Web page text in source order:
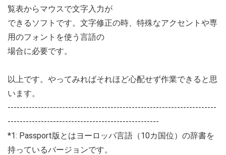
覧表からマウスで文字入力が
できるソフトです。文字修正の時、特殊なアクセントや専
用のフォントを使う言語の
場合に必要です。
以上です。やってみればそれほど心配せず作業できると思
います。
---------------------------------------------------------------------
--------------------------------------------------
*1: Passport版とはヨーロッパ言語（10カ国位）の辞書を
持っているバージョンです。